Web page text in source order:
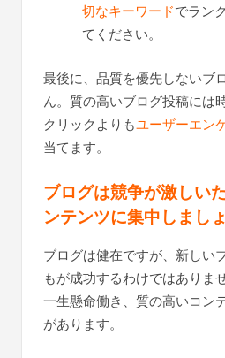
切なキーワードでラン
てください。
最後に、品質を優先しないブ
ん。質の高いブログ投稿には
クリックよりもユーザーエン
当てます。
ブログは競争が激しい
ンテンツに集中しまし
ブログは健在ですが、新しい
もが成功するわけではありま
一生懸命働き、質の高いコン
があります。